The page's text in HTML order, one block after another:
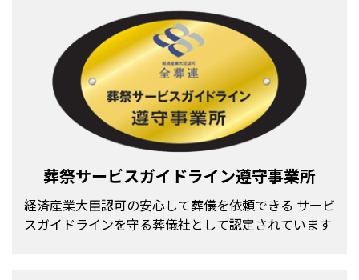
お知らせ
2023.04.10
弊社はこのたび経済産業大臣認可全日本葬祭業協同組合連
合会による「 全葬連葬祭サービス安心度調査 2023」の総合
評価で最高ランクの ＡＡＡ（トリプルＡ）を取得いたしま
前回に続いて連続での評価をいただいている現状に奢る事
なく、謙虚にそしてこれからも今まで以上に皆様へのお役
に立つことを使命として全社一致団結して励んでまいりま
す。
(安心度調査2023_AAA：928.9KB)
葬祭サービスガイドライン遵守事業所
経済産業大臣認可の安心して葬儀を依頼できる サービ
スガイドラインを守る葬儀社として認定されています